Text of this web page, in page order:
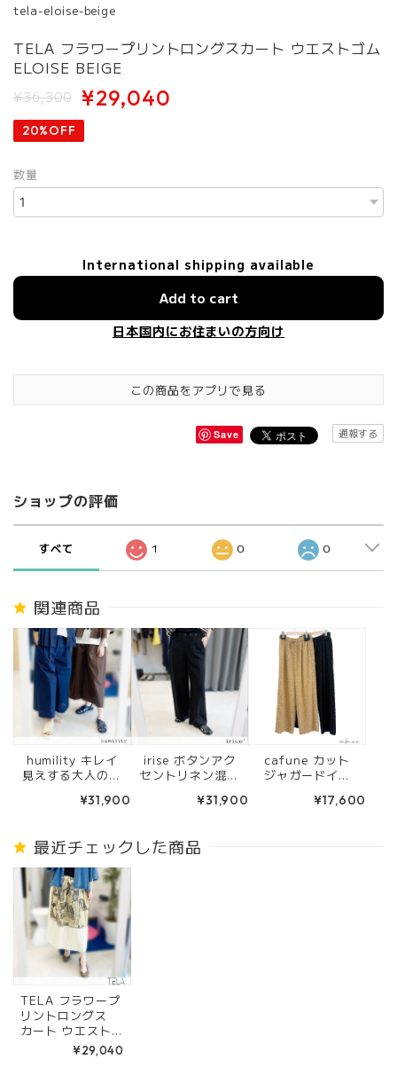
tela-eloise-beige
TELA フラワープリントロングスカート ウエストゴム
ELOISE BEIGE
¥36,300 ¥29,040
20%OFF
数量
International shipping available
Add to cart
日本国内にお住まいの方向け
この商品をアプリで見る
Save 通報する
ショップの評価
すべて 1 0 0
関連商品
humility キレイ
見えする大人のガ
16550 チョコ
¥31,900
irise ボタンアク
セントリネン混パ
¥31,900
cafune カット
ジャガードイー
メル/ブラック) 6
¥17,600
最近チェックした商品
TELA フラワープ
リントロングス
カート ウエストゴ
ム ELOISE BEIG
¥29,040